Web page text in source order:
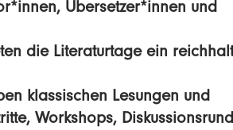
Übersetzer*innen und
die Literaturtage ein
klassischen Lesungen und
Workshops,